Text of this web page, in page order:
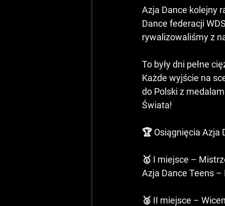
Azja Dance kolejny
Dance federacji
rywalizowaliśmy z
To były dni pełne
Każde wyjście na
do Polski z
Świata!
🏆 Osiągnięcia Azja
🥇 I miejsce –
Azja Dance Teens
🥈 II miejsce –